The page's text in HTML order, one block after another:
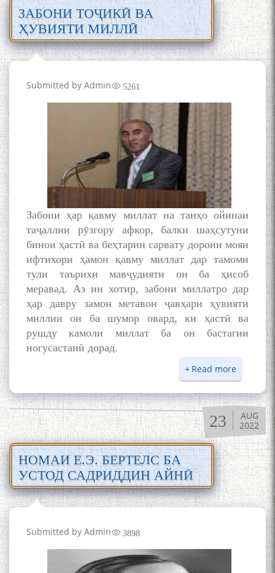
ЗАБОНИ ТОҶИКӢ ВА
ҲУВИЯТИ МИЛЛӢ
Submitted by Admin 5261
Забони ҳар қавму миллат на танҳо ойинаи
таҷаллии рӯзгору афкор, балки шаҳсутуни
бинои ҳастӣ ва беҳтарин сарвату дороии мояи
ифтихори ҳамон қавму миллат дар тамоми
тули таърихи мавҷудияти он ба ҳисоб
меравад. Аз ин хотир, забони миллатро дар
ҳар давру замон метавон ҷавҳари ҳувияти
миллии он ба шумор овард, ки ҳастӣ ва
рушду камоли миллат ба он бастагии
ногусастанӣ дорад.
Read more
ЗАБОНИ
ТОҶИКӢ
ВА
МИЛЛӢ
23
AUG
2022
НОМАИ Е.Э. БЕРТЕЛС БА
УСТОД САДРИДДИН АЙНӢ
Submitted by Admin 3898